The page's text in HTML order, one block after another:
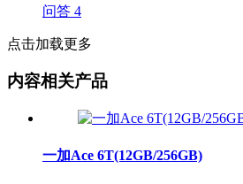
问答 4
点击加载更多
内容相关产品
一加Ace 6T(12GB/256GB)